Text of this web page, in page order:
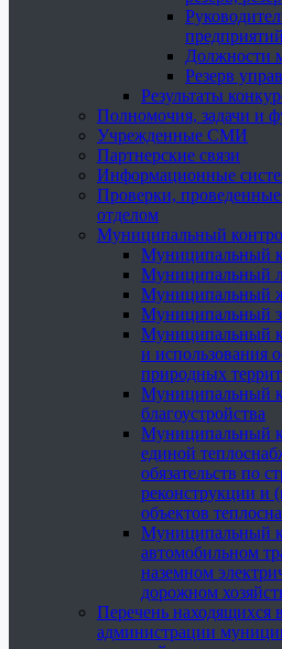
предприятий
Должности
Резерв
Результаты
Полномочия, задачи и
Учрежденные СМИ
Партнерские связи
Информационные
Проверки,
отделом
Муниципальный
Муниципальный
Муниципальный
Муниципальный
Муниципальный
Муниципальный
и использования
природных
Муниципальный
благоустройства
Муниципальный
единой
обязательств по
реконструкции и
объектов
Муниципальный
автомобильном
наземном
дорожном
Перечень находящихся
администрации